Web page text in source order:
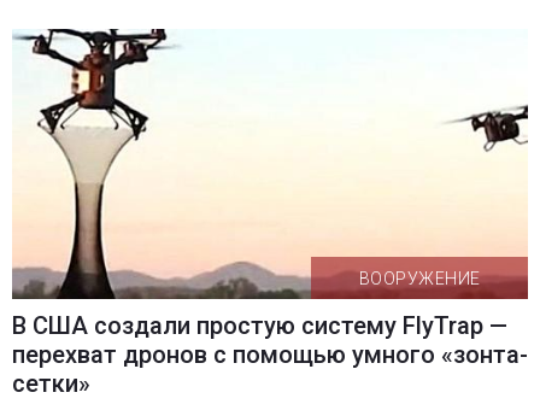
ВООРУЖЕНИЕ
В США создали простую систему FlyTrap —
перехват дронов с помощью умного «зонта-
сетки»